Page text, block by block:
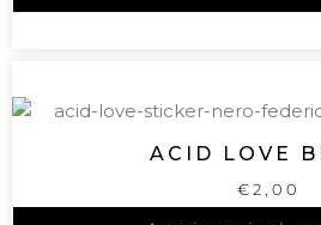
ACID LOVE
€2,00